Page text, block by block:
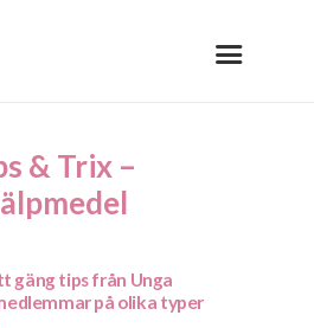
& Trix –
gäng tips från Unga
på olika typer